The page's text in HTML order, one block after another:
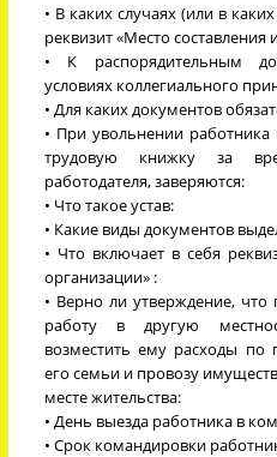
• В каких случаях (или в
реквизит «Место составления
• К распорядительным
условиях коллегиального
• Для каких документов
• При увольнении работника
трудовую книжку за
работодателя, заверяются:
• Что такое устав:
• Какие виды документов
• Что включает в себя
организации» :
• Верно ли утверждение, что
работу в другую
возместить ему расходы по
его семьи и провозу
месте жительства:
• День выезда работника в
• Срок командировки